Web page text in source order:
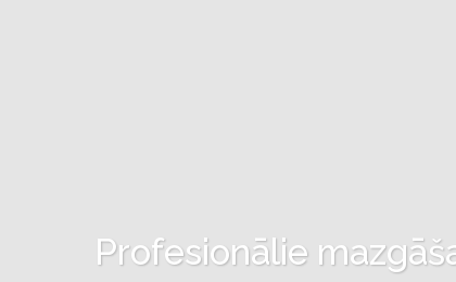
Profesionālie